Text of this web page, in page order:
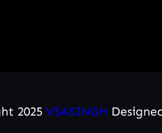
2025 VSASINGH